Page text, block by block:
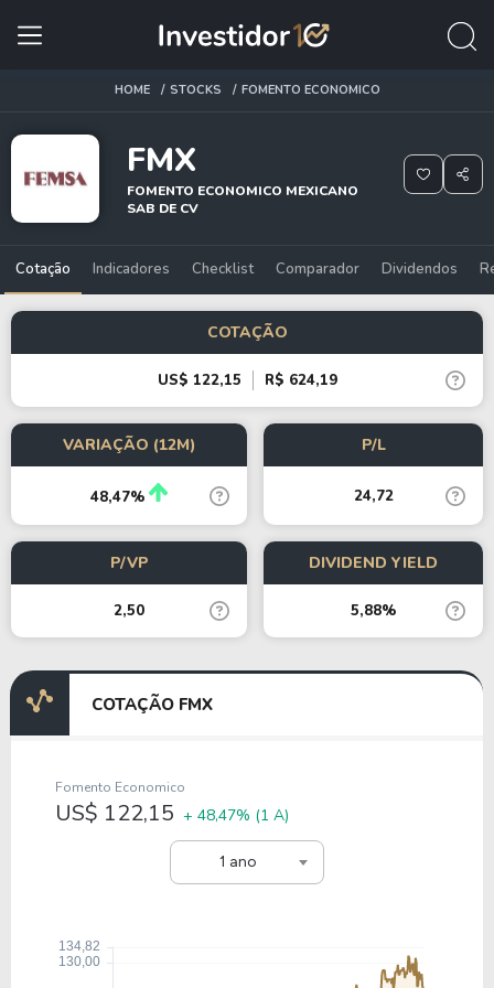
HOME STOCKS FOMENTO ECONOMICO
FMX
FOMENTO ECONOMICO MEXICANO
SAB DE CV
Cotação Indicadores Checklist Comparador Dividendos
COTAÇÃO
US$ 122,15 R$ 624,19
VARIAÇÃO (12M)
48,47%
P/L
24,72
P/VP
2,50
DIVIDEND YIELD
5,88%
COTAÇÃO FMX
1 ano
Fomento Economico
US$ 122,15 + 48,47% (1 A)